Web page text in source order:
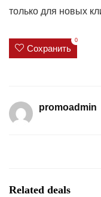
только для новых
Сохранить
0
promoadmin
Related deals